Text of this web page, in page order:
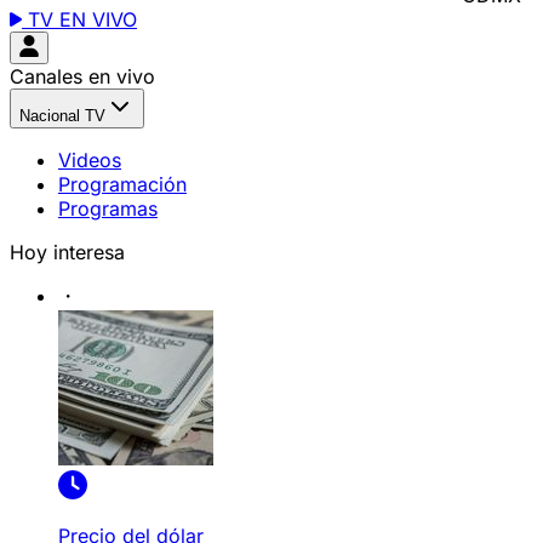
TV EN VIVO
Canales en vivo
Nacional TV
Videos
Programación
Programas
Hoy interesa
Precio del dólar